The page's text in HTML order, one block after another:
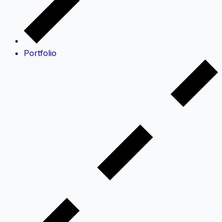
Portfolio